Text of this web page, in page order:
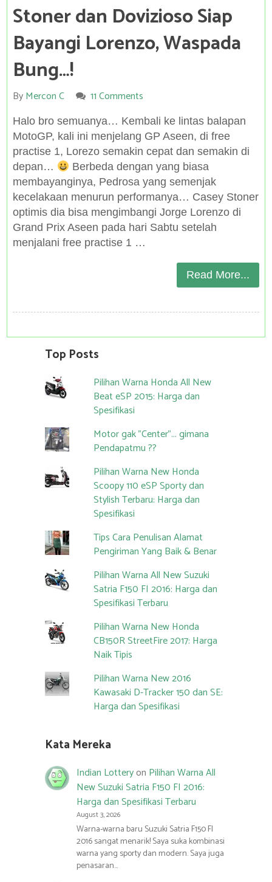
Stoner dan Dovizioso Siap
Bayangi Lorenzo, Waspada
Bung…!
ByMercon C 11 Comments
Halo bro semuanya… Kembali ke lintas balapan
MotoGP, kali ini menjelang GP Aseen, di free
practise 1, Lorezo semakin cepat dan semakin di
depan…
Berbeda dengan yang biasa
membayanginya, Pedrosa yang semenjak
kecelakaan menurun performanya… Casey Stoner
optimis dia bisa mengimbangi Jorge Lorenzo di
Grand Prix Aseen pada hari Sabtu setelah
menjalani free practise 1 …
Read More...
Top Posts
Pilihan Warna Honda All New
Beat eSP 2015: Harga dan
Spesifikasi
Motor gak "Center"... gimana
Pendapatmu ??
Pilihan Warna New Honda
Scoopy 110 eSP Sporty dan
Stylish Terbaru: Harga dan
Spesifikasi
Tips Cara Penulisan Alamat
Pengiriman Yang Baik & Benar
Pilihan Warna All New Suzuki
Satria F150 FI 2016: Harga dan
Spesifikasi Terbaru
Pilihan Warna New Honda
CB150R StreetFire 2017: Harga
Naik Tipis
Pilihan Warna New 2016
Kawasaki D-Tracker 150 dan SE:
Harga dan Spesifikasi
Kata Mereka
Indian Lotteryon Pilihan Warna All
New Suzuki Satria F150 FI 2016:
Harga dan Spesifikasi Terbaru
August 3, 2026
Warna-warna baru Suzuki Satria F150 FI
2016 sangat menarik! Saya suka kombinasi
warna yang sporty dan modern. Saya juga
penasaran…